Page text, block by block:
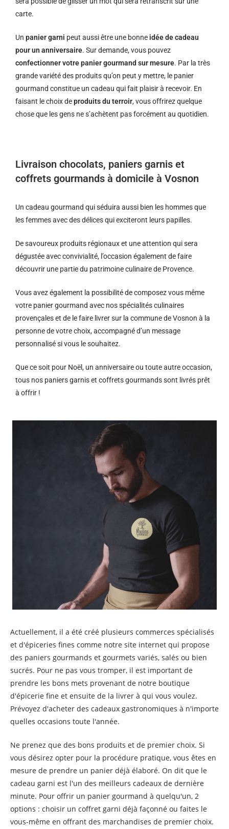
carte.
Un panier garni peut aussi être une bonne idée de cadeau
pour un anniversaire. Sur demande, vous pouvez
confectionner votre panier gourmand sur mesure. Par la très
grande variété des produits qu’on peut y mettre, le panier
gourmand constitue un cadeau qui fait plaisir à recevoir. En
faisant le choix deproduits du terroir, vous offrirez quelque
chose que les gens ne s’achètent pas forcément au quotidien.
Livraison chocolats, paniers garnis et
coffrets gourmands à domicile à Vosnon
Un cadeau gourmand qui séduira aussi bien les hommes que
les femmes avec des délices qui exciteront leurs papilles.
De savoureux produits régionaux et une attention qui sera
dégustée avec convivialité, l’occasion également de faire
découvrir une partie du patrimoine culinaire de Provence.
Vous avez également la possibilité de composez vous même
votre panier gourmand avec nos spécialités culinaires
provençales et de le faire livrer sur la commune de Vosnon à la
personne de votre choix, accompagné d’un message
personnalisé si vous le souhaitez.
Que ce soit pour Noël, un anniversaire ou toute autre occasion,
tous nos paniers garnis et coffrets gourmands sont livrés prêt
à offrir !
Actuellement, il a été créé plusieurs commerces spécialisés
et d'épiceries fines comme notre site internet qui propose
des paniers gourmands et gourmets variés, salés ou bien
sucrés. Pour ne pas vous tromper, il est important de
prendre les bons mets provenant de notre boutique
d'épicerie fine et ensuite de la livrer à qui vous voulez.
Prévoyez d'acheter des cadeaux gastronomiques à n'importe
quelles occasions toute l'année.
Ne prenez que des bons produits et de premier choix. Si
vous désirez opter pour la procédure pratique, vous êtes en
mesure de prendre un panier déjà élaboré. On dit que le
cadeau garni est l'un des meilleurs cadeaux de dernière
minute. Pour offrir un panier gourmand à quelqu'un, 2
options : choisir un coffret garni déjà façonné ou faites le
vous-même en offrant des marchandises de premier choix.